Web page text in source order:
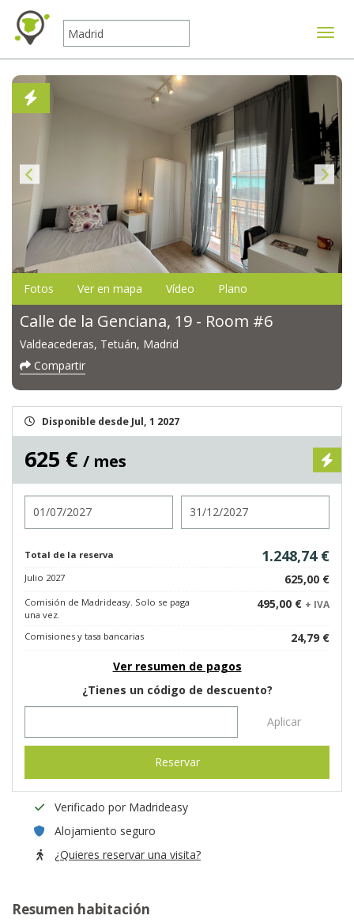
Fotos Ver en mapa Vídeo Plano
Calle de la Genciana, 19 - Room #6
Valdeacederas, Tetuán, Madrid
Compartir
Disponible desde Jul, 1 2027
625 € / mes
Total de la reserva 1.248,74 €
Julio 2027 625,00 €
Comisión de Madrideasy. Solo se paga
una vez.
495,00 € + IVA
Comisiones y tasa bancarias
24,79 €
Ver resumen de pagos
¿Tienes un código de descuento?
Aplicar
Reservar
Verificado por Madrideasy
Alojamiento seguro
¿Quieres reservar una visita?
Resumen habitación